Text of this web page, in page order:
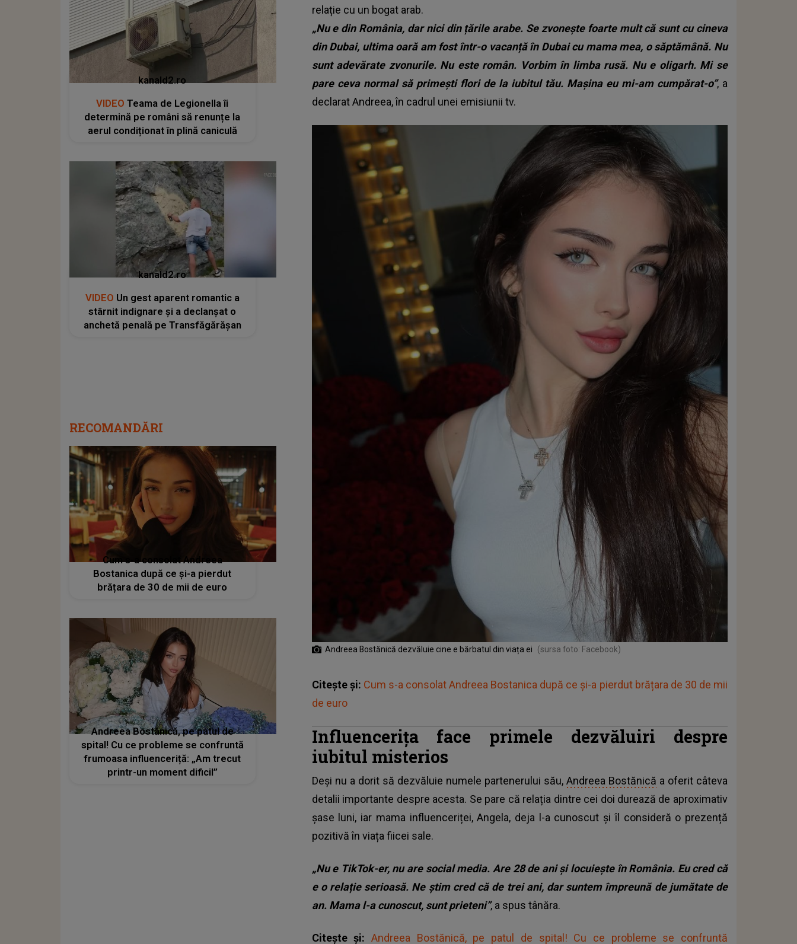
relație cu un bogat arab.
„Nu e din România, dar nici din țările arabe. Se zvonește foarte mult că sunt cu cineva
din Dubai, ultima oară am fost într-o vacanță în Dubai cu mama mea, o săptămână. Nu
sunt adevărate zvonurile. Nu este român. Vorbim în limba rusă. Nu e oligarh. Mi se
pare ceva normal să primești flori de la iubitul tău. Mașina eu mi-am cumpărat-o”, a
declarat Andreea, în cadrul unei emisiunii tv.
Andreea Bostănică dezvăluie cine e bărbatul din viața ei (sursa foto: Facebook)
Citește și: Cum s-a consolat Andreea Bostanica după ce și-a pierdut brățara de 30 de mii
de euro
Influencerița face primele dezvăluiri despre
iubitul misterios
Deși nu a dorit să dezvăluie numele partenerului său, Andreea Bostănică a oferit câteva
detalii importante despre acesta. Se pare că relația dintre cei doi durează de aproximativ
șase luni, iar mama influenceriței, Angela, deja l-a cunoscut și îl consideră o prezență
pozitivă în viața fiicei sale.
„Nu e TikTok-er, nu are social media. Are 28 de ani și locuiește în România. Eu cred că
e o relație serioasă. Ne știm cred că de trei ani, dar suntem împreună de jumătate de
an. Mama l-a cunoscut, sunt prieteni”, a spus tânăra.
Citește și:Andreea Bostănică, pe patul de spital! Cu ce probleme se confruntă
kanald2.ro
VIDEO Teama de Legionella îi
determină pe români să renunțe la
aerul condiționat în plină caniculă
kanald2.ro
VIDEO Un gest aparent romantic a
stârnit indignare și a declanșat o
anchetă penală pe Transfăgărășan
RECOMANDĂRI
Cum s-a consolat Andreea
Bostanica după ce și-a pierdut
brățara de 30 de mii de euro
Andreea Bostănică, pe patul de
spital! Cu ce probleme se confruntă
frumoasa influenceriță: „Am trecut
printr-un moment dificil”